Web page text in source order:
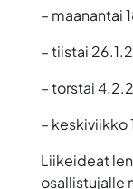
– maanantai
– tiistai
– torstai
– keskiviikko
Liikeideat
osallistujalle